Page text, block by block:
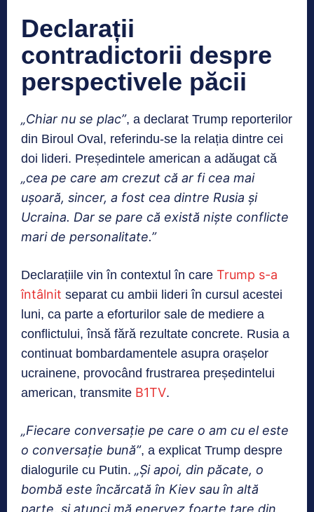
Declarații
contradictorii despre
perspectivele păcii
„Chiar nu se plac”, a declarat Trump reporterilor
din Biroul Oval, referindu-se la relația dintre cei
doi lideri. Președintele american a adăugat că
„cea pe care am crezut că ar fi cea mai
ușoară, sincer, a fost cea dintre Rusia și
Ucraina. Dar se pare că există niște conflicte
mari de personalitate.”
Declarațiile vin în contextul în care Trump s-a
întâlnit separat cu ambii lideri în cursul acestei
luni, ca parte a eforturilor sale de mediere a
conflictului, însă fără rezultate concrete. Rusia a
continuat bombardamentele asupra orașelor
ucrainene, provocând frustrarea președintelui
american, transmite B1TV.
„Fiecare conversație pe care o am cu el este
o conversație bună”, a explicat Trump despre
dialogurile cu Putin. „Și apoi, din păcate, o
bombă este încărcată în Kiev sau în altă
parte, și atunci mă enervez foarte tare din